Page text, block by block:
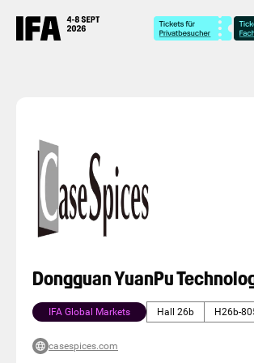
Dongguan YuanPu
IFA Global Markets Hall 26b H26b-
casespices.com